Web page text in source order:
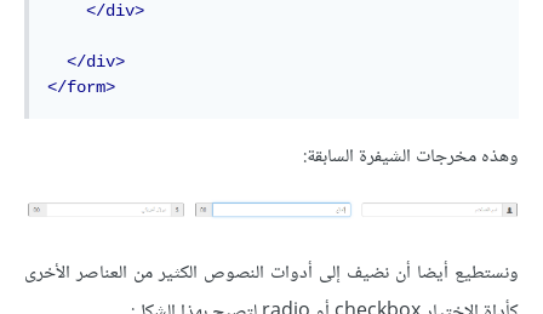
</div>
</div>
</form>
وهذه مخرجات الشيفرة السابقة:
ونستطيع أيضا أن نضيف إلى أدوات النصوص الكثير من العناصر الأخرى